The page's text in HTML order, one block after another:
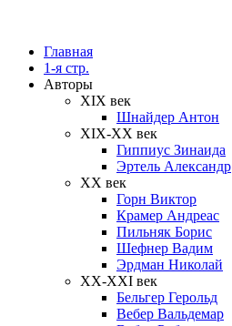
Главная
1-я стр.
Авторы
XIX век
Шнайдер Антон
XIX-XX век
Гиппиус Зинаида
Эртель Александр
XX век
Горн Виктор
Крамер Андреас
Пильняк Борис
Шефнер Вадим
Эрдман Николай
ХХ-XXI век
Бельгер Герольд
Вебер Вальдемар